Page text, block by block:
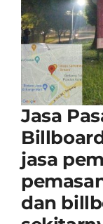
Contact
Jasa
jasa
dan